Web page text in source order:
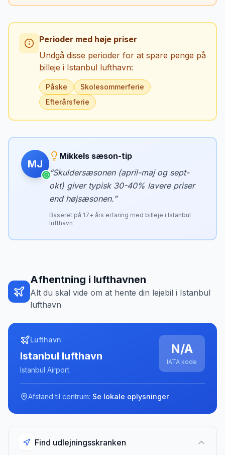
Perioder med høje priser
Undgå disse perioder for at spare penge på
billeje i Istanbul lufthavn:
Påske
Skolesommerferie
Efterårsferie
MJ
Mikkels sæson-tip
“Skuldersæsonen (april-maj og sept-
okt) giver typisk 30-40% lavere priser
end højsæsonen.”
Baseret på 17+ års erfaring med billeje i Istanbul
lufthavn
Afhentning i lufthavnen
Alt du skal vide om at hente din lejebil i Istanbul
lufthavn
Lufthavn
Istanbul lufthavn
Istanbul Airport
N/A
IATA kode
Afstand til centrum: Se lokale oplysninger
Find udlejningsskranken